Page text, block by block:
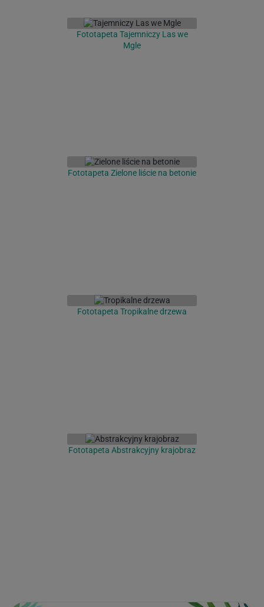
Fototapeta Tajemniczy Las we
Mgle
Fototapeta Zielone liście na betonie
Fototapeta Tropikalne drzewa
Fototapeta Abstrakcyjny krajobraz